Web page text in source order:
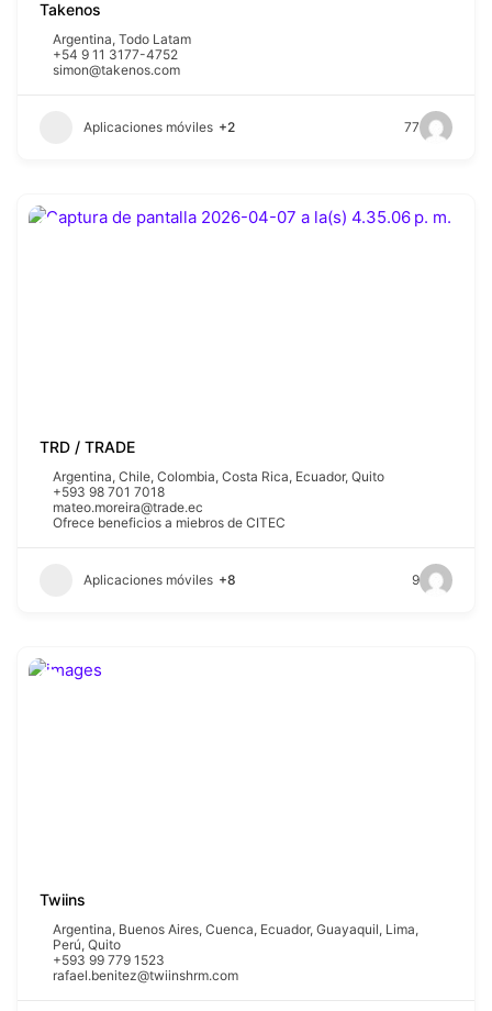
Takenos
Argentina, Todo Latam
+54 9 11 3177-4752
simon@takenos.com
Aplicaciones móviles +2 77
TRD / TRADE
Argentina, Chile, Colombia, Costa Rica, Ecuador, Quito
+593 98 701 7018
mateo.moreira@trade.ec
Ofrece beneficios a miebros de CITEC
Aplicaciones móviles +8 9
Twiins
Argentina, Buenos Aires, Cuenca, Ecuador, Guayaquil, Lima,
Perú, Quito
+593 99 779 1523
rafael.benitez@twiinshrm.com